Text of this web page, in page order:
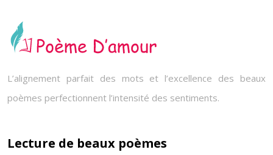
L’alignement parfait des mots et l’excellence des beaux
poèmes perfectionnent l’intensité des sentiments.
Lecture de beaux poèmes